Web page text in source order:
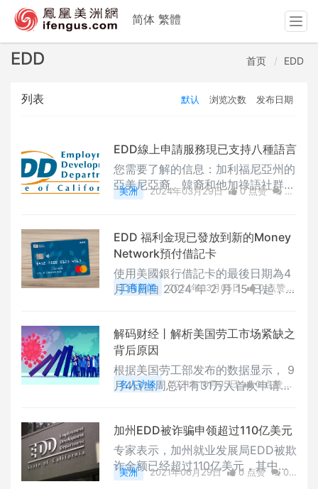
EDD 首页 EDD
列表 默认 浏览次数 发布日期
EDD線上申請服務現已支持八種語言
您需要了解的信息：加利福尼亞州的
亞美尼亞裔、韓裔和他加祿語社群現
在可以使用他們偏好的語言在線上申
英語、西班牙語、簡體中文、繁體中
文和越南語語言平台基礎上新增的功
能。這八種語言為加州工作年齡層的
成年人最常敏用語言。 沙加緬度—
今天，就業發展部(EDD)宣布，在m
擴大其瀏覽語言選項，讓使用者可自
行選擇翻譯網頁成亞美
美洲 2024年03月29日 0 点赞
0
EDD 福利金現已發放到新的Money
Network預付借記卡
使用美國銀行借記卡的最後日期為4
月15日自 2024 年 2 月 15 日起，就
障和帶薪家事假客戶發放福利金。未
來將不再通過美國銀行借記卡發放福
利金。 EDD 此前已經向客戶提供了
相關時間表和信息，以幫助客
工商新闻 2024年03月05日
0 点赞
解码财经丨解析美国劳工市场紧缺之
背后原因
根据美国劳工部发布的数据显示， 9
月4日当周总计有31万人首次申请联
自2020年3月以来的最低水平，失业
补助金计划也在当周的劳动节9月6
日终止了，美国劳工市场的紧缺会因
此而得到改善吗？美国劳工市场紧缺
名人访谈 2021年10月05日
0 点赞
加州EDD被诈骗申领超过110亿美元
专家表示，加州就业发展局EDD被欺
诈金额已经超过110亿美元，其中很
大一部分欺诈行为是由一个位于尼日
美洲 2021年06月29日 0 点赞
0
简体 繁體
T
o
g
e
v
i
a
o